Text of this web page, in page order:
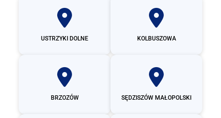
USTRZYKI DOLNE KOLBUSZOWA
BRZOZÓW SĘDZISZÓW MAŁOPOLSKI